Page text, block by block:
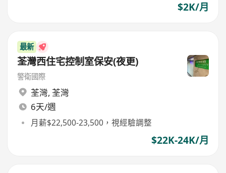
$2K/月
最新
荃灣西住宅控制室保安(夜更)
警衛國際
荃灣, 荃灣
6天/週
月薪$22,500-23,500，視經驗調整
$22K-24K/月